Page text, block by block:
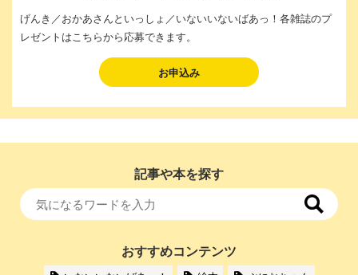
げんき／おかあさんといっしょ／いないいないばあっ！各雑誌のプ
レゼントはこちらから応募できます。
お申込み
記事や本を探す
おすすめコンテンツ